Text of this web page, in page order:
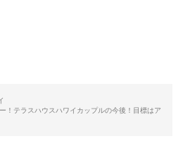
！テラスハウスハワイカップルの今後！目標はア